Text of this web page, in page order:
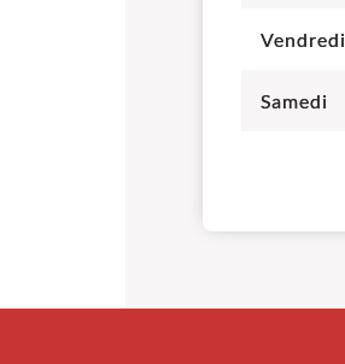
Vendredi
Samedi